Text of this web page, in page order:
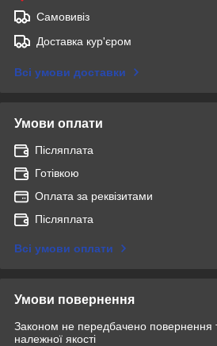
Самовивіз
Доставка кур'єром
Всі умови доставки
Умови оплати
Післяплата
Готівкою
Оплата за реквізитами
Післяплата
Всі умови оплати
Умови повернення
Законом не передбачено повернення
належної якості